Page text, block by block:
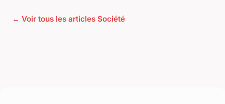
← Voir tous les articles Société